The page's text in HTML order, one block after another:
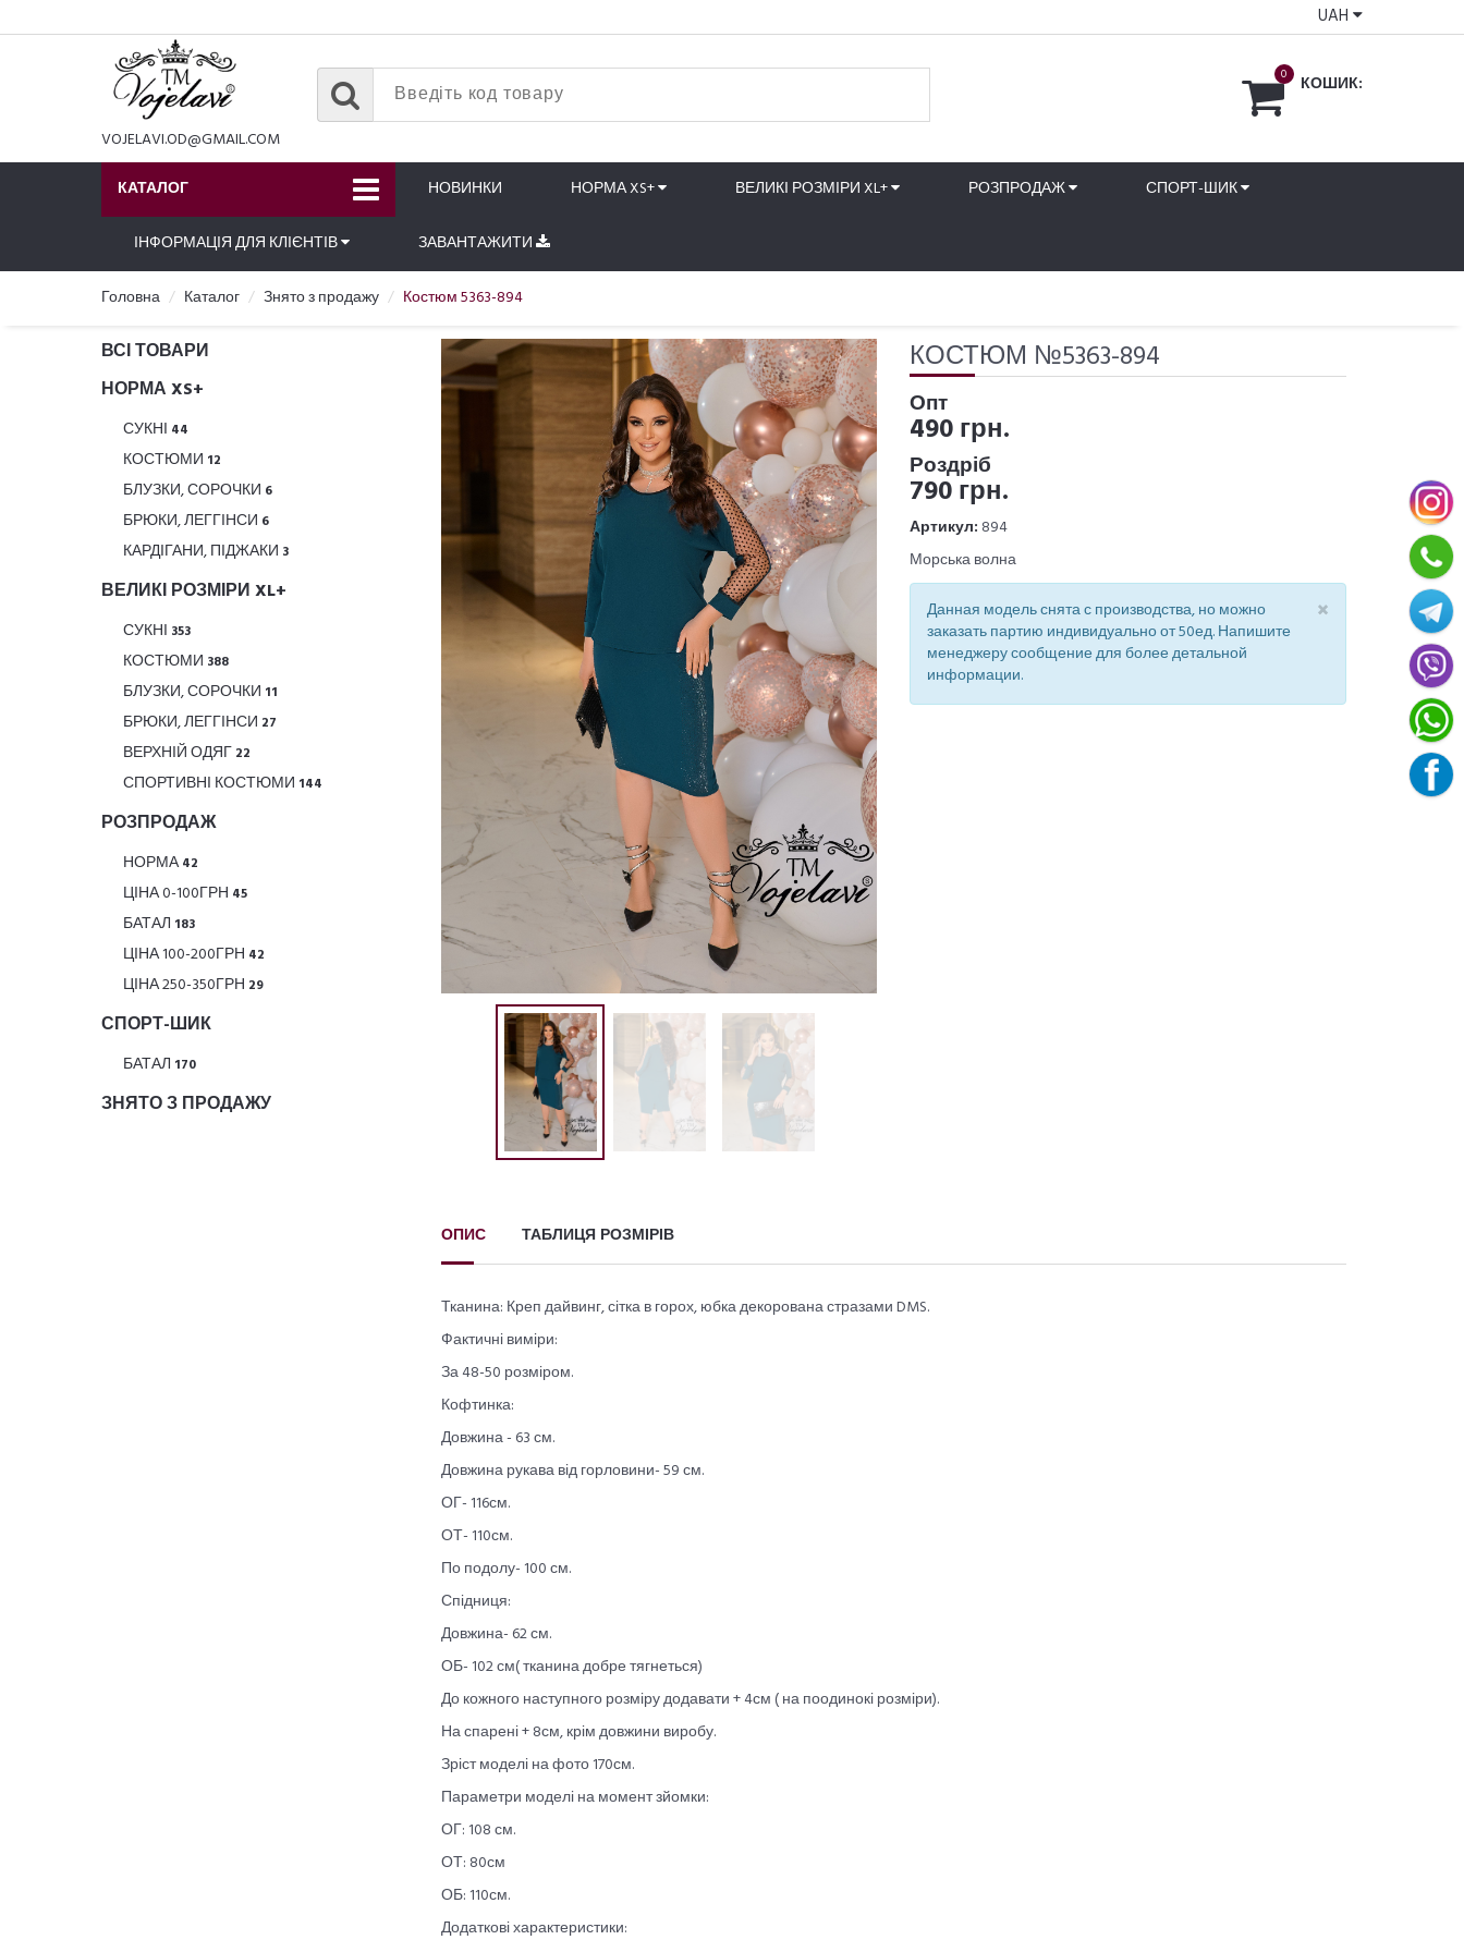
UAH
VOJELAVI.OD@GMAIL.COM
0 КОШИК:
КАТАЛОГ НОВИНКИ НОРМА XS+ ВЕЛИКІ РОЗМІРИ XL+ РОЗПРОДАЖ СПОРТ-ШИК
ІНФОРМАЦІЯ ДЛЯ КЛІЄНТІВ ЗАВАНТАЖИТИ
Головна Каталог Знято з продажу Костюм 5363-894
ВСІ ТОВАРИ
НОРМА XS+
СУКНІ 44
КОСТЮМИ 12
БЛУЗКИ, СОРОЧКИ 6
БРЮКИ, ЛЕГГІНСИ 6
КАРДІГАНИ, ПІДЖАКИ 3
ВЕЛИКІ РОЗМІРИ XL+
СУКНІ 353
КОСТЮМИ 388
БЛУЗКИ, СОРОЧКИ 11
БРЮКИ, ЛЕГГІНСИ 27
ВЕРХНІЙ ОДЯГ 22
СПОРТИВНІ КОСТЮМИ 144
РОЗПРОДАЖ
НОРМА42
ЦІНА 0-100ГРН 45
БАТАЛ 183
ЦІНА 100-200ГРН 42
ЦІНА 250-350ГРН 29
СПОРТ-ШИК
БАТАЛ 170
ЗНЯТО З ПРОДАЖУ
КОСТЮМ №5363-894
Опт
490 грн.
Роздріб
790 грн.
Артикул: 894
Морська волна
×
Данная модель снята с производства, но можно
заказать партию индивидуально от 50ед. Напишите
менеджеру сообщение для более детальной
информации.
ОПИС ТАБЛИЦЯ РОЗМІРІВ
Тканина: Креп дайвинг, сітка в горох, юбка декорована стразами DMS.
Фактичні виміри:
За 48-50 розміром.
Кофтинка:
Довжина - 63 см.
Довжина рукава від горловини- 59 см.
ОГ- 116см.
ОТ- 110см.
По подолу- 100 см.
Спідниця:
Довжина- 62 см.
ОБ- 102 см( тканина добре тягнеться)
До кожного наступного розміру додавати + 4см ( на поодинокі розміри).
На спарені + 8см, крім довжини виробу.
Зріст моделі на фото 170см.
Параметри моделі на момент зйомки:
ОГ: 108 см.
ОТ: 80см
ОБ: 110см.
Додаткові характеристики: